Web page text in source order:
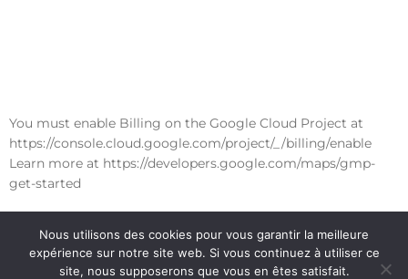
You must enable Billing on the Google Cloud Project at
https://console.cloud.google.com/project/_/billing/enable
Learn more at https://developers.google.com/maps/gmp-
get-started
Nous utilisons des cookies pour vous garantir la meilleure
expérience sur notre site web. Si vous continuez à utiliser ce
site, nous supposerons que vous en êtes satisfait.